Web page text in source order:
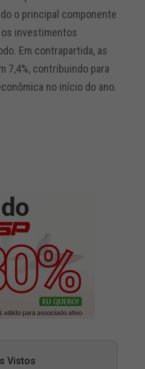
o principal componente
os investimentos
Em contrapartida, as
7,4%, contribuindo para
no início do ano.
Vistos